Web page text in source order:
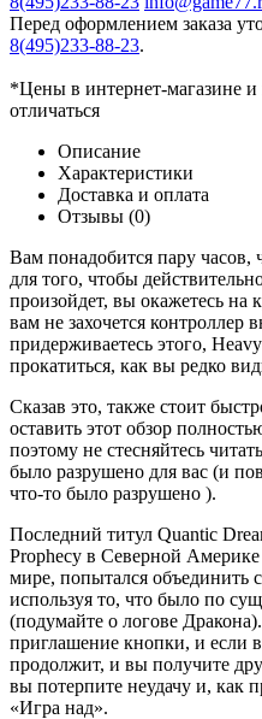
Перед оформлением заказа
8(495)233-88-23.
*Цены в интернет-магазине
отличаться
Описание
Характеристики
Доставка и оплата
Отзывы (0)
Вам понадобится пару часов,
для того, чтобы
произойдет, вы окажетесь на
вам не захочется
придерживаетесь этого,
прокатиться, как вы редко
Сказав это, также стоит
оставить этот обзор
поэтому не стесняйтесь
было разрушено для вас (и
что-то было разрушено ).
Последний титул Quantic
Prophecy в Северной
мире, попытался
используя то, что было по
(подумайте о логове
приглашение кнопки, и если
продолжит, и вы получите
вы потерпите неудачу и, как
«Игра над».